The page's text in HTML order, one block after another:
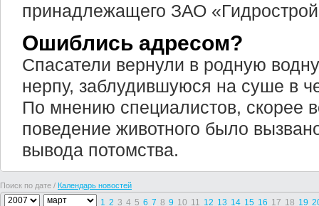
принадлежащего ЗАО
Ошиблись адресом?
Спасатели вернули в родную
нерпу, заблудившуюся на суше в
По мнению специалистов, скорее
поведение животного было
вывода потомства.
Поиск по дате / Календарь новостей
1 2 3 4 5 6 7 8 9 10 11 12 13 14 15 16 17 18 19